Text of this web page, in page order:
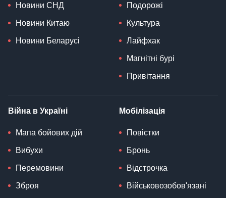
Новини СНД
Новини Китаю
Новини Беларусі
Подорожі
Культура
Лайфхак
Магнітні бурі
Привітання
Війна в Україні
Мапа бойових дій
Вибухи
Перемовини
Зброя
Мобілізація
Повістки
Бронь
Відстрочка
Військовозобов'язані